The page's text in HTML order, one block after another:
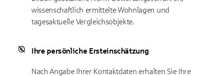
wissenschaftlich ermittelte Wohnlagen und
tagesaktuelle Vergleichsobjekte.
Ihre persönliche Ersteinschätzung
Nach Angabe Ihrer Kontaktdaten erhalten Sie Ihre